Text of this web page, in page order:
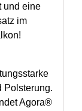
und eine
im
Polsterung.
Agora®